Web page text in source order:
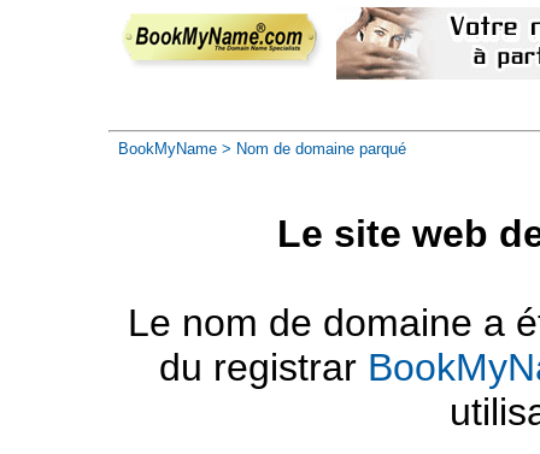
BookMyName > Nom de domaine parqué
Le site web
Le nom de domaine a
du registrar